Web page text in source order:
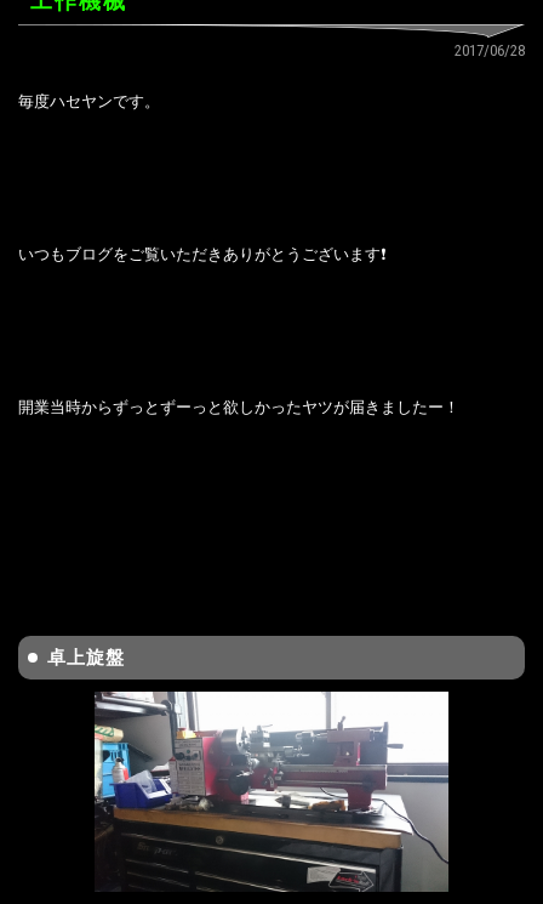
2017/06/28
毎度ハセヤンです。
いつもブログをご覧いただきありがとうございます❗
開業当時からずっとずーっと欲しかったヤツが届きましたー！
卓上旋盤